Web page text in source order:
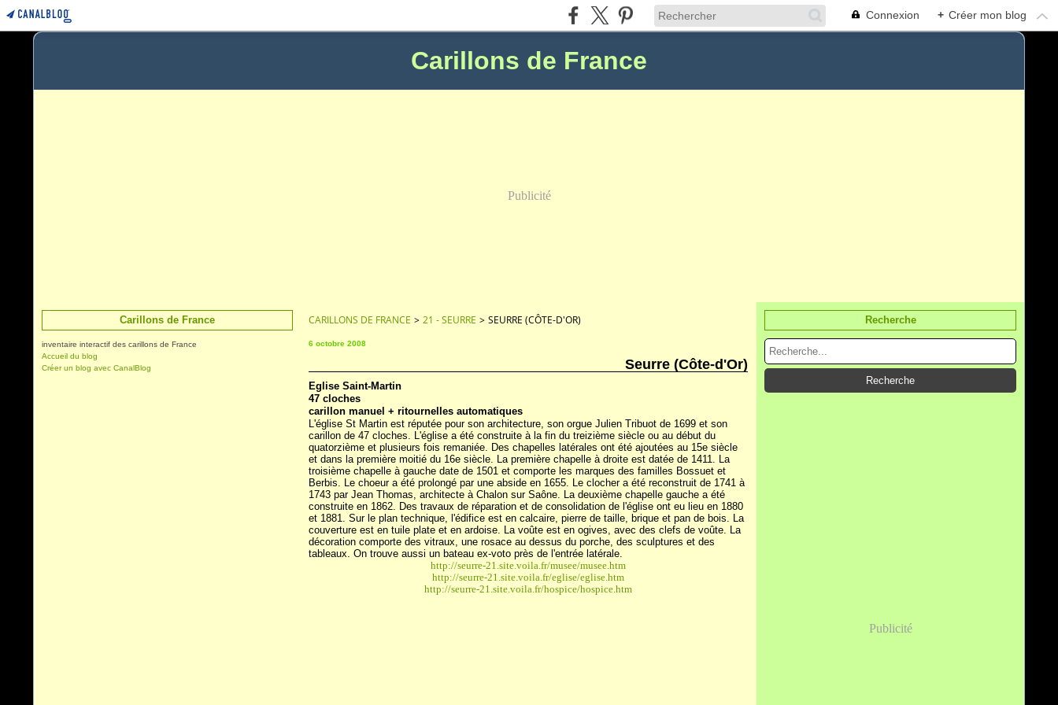
Connexion + Créer mon blog
Carillons de France
Publicité
Carillons de France
inventaire interactif des carillons de France
Accueil du blog
Créer un blog avec CanalBlog
CARILLONS DE FRANCE > 21 - SEURRE > SEURRE (CÔTE-D'OR)
6 octobre 2008
Seurre (Côte-d'Or)
Eglise Saint-Martin
47 cloches
carillon manuel + ritournelles automatiques
L'église St Martin est réputée pour son architecture, son orgue Julien Tribuot de 1699 et son
carillon de 47 cloches. L'église a été construite à la fin du treizième siècle ou au début du
quatorzième et plusieurs fois remaniée. Des chapelles latérales ont été ajoutées au 15e siècle
et dans la première moitié du 16e siècle. La première chapelle à droite est datée de 1411. La
troisième chapelle à gauche date de 1501 et comporte les marques des familles Bossuet et
Berbis. Le choeur a été prolongé par une abside en 1655. Le clocher a été reconstruit de 1741 à
1743 par Jean Thomas, architecte à Chalon sur Saône. La deuxième chapelle gauche a été
construite en 1862. Des travaux de réparation et de consolidation de l'église ont eu lieu en 1880
et 1881. Sur le plan technique, l'édifice est en calcaire, pierre de taille, brique et pan de bois. La
couverture est en tuile plate et en ardoise. La voûte est en ogives, avec des clefs de voûte. La
décoration comporte des vitraux, une rosace au dessus du porche, des sculptures et des
tableaux. On trouve aussi un bateau ex-voto près de l'entrée latérale.
http://seurre-21.site.voila.fr/musee/musee.htm
http://seurre-21.site.voila.fr/eglise/eglise.htm
http://seurre-21.site.voila.fr/hospice/hospice.htm
Recherche
Publicité